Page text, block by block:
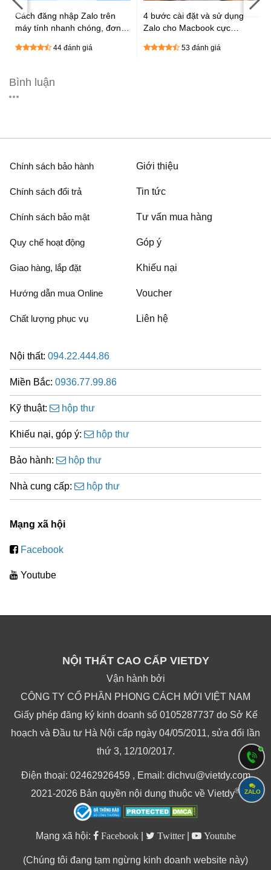
Cách đăng nhập Zalo trên
máy tính nhanh chóng, đơn
44 đánh giá
4 bước cài đặt và sử dụng
Zalo cho Macbook cực
53 đánh giá
Bình luận
Chính sách bảo hành
Chính sách đổi trả
Chính sách bảo mật
Quy chế hoạt động
Giao hàng, lắp đặt
Hướng dẫn mua Online
Chất lượng phục vụ
Giới thiệu
Tin tức
Tư vấn mua hàng
Góp ý
Khiếu nại
Voucher
Liên hệ
Nội thất: 094.22.444.86
Miền Bắc: 0936.77.99.86
Kỹ thuật: hộp thư
Khiếu nại, góp ý: hộp thư
Bảo hành: hộp thư
Nhà cung cấp: hộp thư
Mạng xã hội
Facebook
Youtube
NỘI THẤT CAO CẤP VIETDY
Vận hành bởi
CÔNG TY CỔ PHẦN PHONG CÁCH MỚI VIỆT NAM
Giấy phép đăng ký kinh doanh số 0105287737 do Sở Kế
hoạch và Đầu tư Hà Nội cấp ngày 04/05/2011, sửa đổi lần
thứ 3, 12/10/2017.
Điện thoại: 02462926459 , Email: dichvu@vietdy.com
2021-2026 Bản quyền nội dung thuộc về Vietdy®
Mạng xã hội: Facebook Twitter Youtube
(Chúng tôi đang tạm ngừng kinh doanh website này)
ZALO